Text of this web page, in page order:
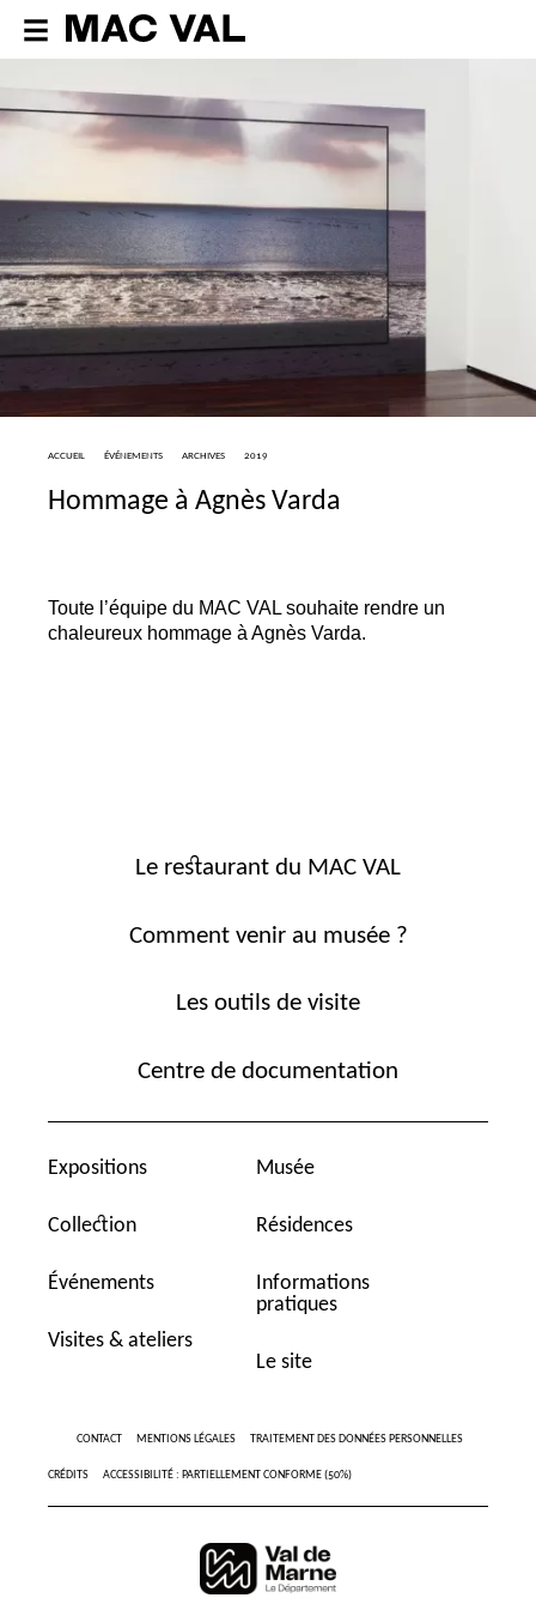
ACCUEIL ÉVÉNEMENTS ARCHIVES 2019
Hommage à Agnès Varda
Toute l’équipe du MAC VAL souhaite rendre un
chaleureux hommage à Agnès Varda.
Le restaurant du MAC VAL
Comment venir au musée ?
Les outils de visite
Centre de documentation
Expositions
Collection
Événements
Visites & ateliers
Musée
Résidences
Informations
pratiques
Le site
CONTACT MENTIONS LÉGALES TRAITEMENT DES DONNÉES PERSONNELLES
CRÉDITS ACCESSIBILITÉ : PARTIELLEMENT CONFORME (50%)